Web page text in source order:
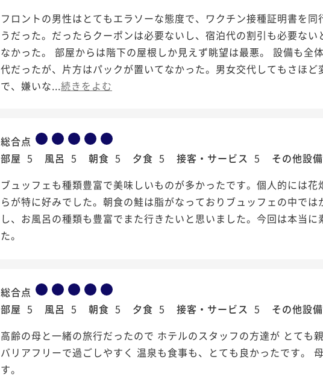
フロントの男性はとてもエラソーな態度で、ワクチン接種証明書を
うだった。だったらクーポンは必要ないし、宿泊代の割引も必要な
なかった。 部屋からは階下の屋根しか見えず眺望は最悪。 設備も全
代だったが、片方はパックが置いてなかった。男女交代してもさほ
で、嫌いな...続きをよむ
総合点
部屋 5 風呂 5 朝食 5 夕食 5 接客・サービス 5 その他設備
ブュッフェも種類豊富で美味しいものが多かったです。個人的には
らが特に好みでした。朝食の鮭は脂がなっておりブュッフェの中で
し、お風呂の種類も豊富でまた行きたいと思いました。今回は本当
た。
総合点
部屋 5 風呂 5 朝食 5 夕食 5 接客・サービス 5 その他設備
高齢の母と一緒の旅行だったので ホテルのスタッフの方達が とても
バリアフリーで過ごしやすく 温泉も食事も、とても良かったです。
す。